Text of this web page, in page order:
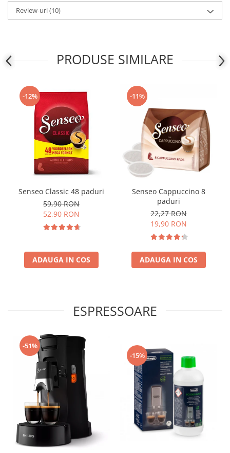
Review-uri(10)
PRODUSE SIMILARE
-12%
Senseo Classic 48 paduri
59,90 RON
52,90 RON
ADAUGA IN COS
-11%
Senseo Cappuccino 8
paduri
22,27 RON
19,90 RON
ADAUGA IN COS
ESPRESSOARE
-51%
-15%